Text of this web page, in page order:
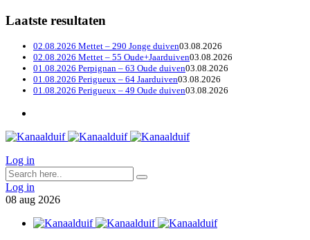
Laatste resultaten
02.08.2026 Mettet – 290 Jonge duiven03.08.2026
02.08.2026 Mettet – 55 Oude+Jaarduiven03.08.2026
01.08.2026 Perpignan – 63 Oude duiven03.08.2026
01.08.2026 Perigueux – 64 Jaarduiven03.08.2026
01.08.2026 Perigueux – 49 Oude duiven03.08.2026
Log in
Log in
08 aug 2026